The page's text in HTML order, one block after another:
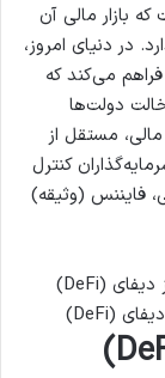
بازار مالی آن
در دنیای امروز،
فراهم می‌کند که
دولت‌ها
مستقل از
کنترل
فایننس (وثیقه)